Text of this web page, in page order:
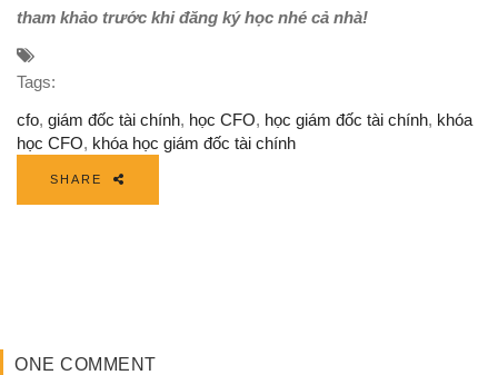
tham khảo trước khi đăng ký học nhé cả nhà!
Tags:
cfo, giám đốc tài chính, học CFO, học giám đốc tài chính, khóa
học CFO, khóa học giám đốc tài chính
SHARE
ONE COMMENT